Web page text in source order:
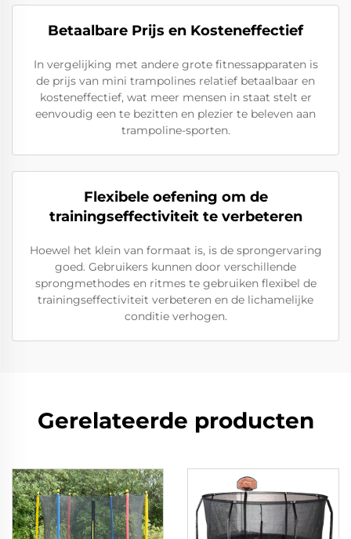
Betaalbare Prijs en Kosteneffectief
In vergelijking met andere grote fitnessapparaten is
de prijs van mini trampolines relatief betaalbaar en
kosteneffectief, wat meer mensen in staat stelt er
eenvoudig een te bezitten en plezier te beleven aan
trampoline-sporten.
Flexibele oefening om de
trainingseffectiviteit te verbeteren
Hoewel het klein van formaat is, is de sprongervaring
goed. Gebruikers kunnen door verschillende
sprongmethodes en ritmes te gebruiken flexibel de
trainingseffectiviteit verbeteren en de lichamelijke
conditie verhogen.
Gerelateerde producten